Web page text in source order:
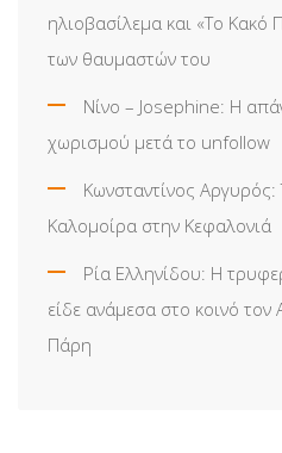
ηλιοβασίλεμα και «Το Κακό
των θαυμαστών του
Νίνο – Josephine: Η
χωρισμού μετά το unfollow
Κωνσταντίνος
Καλομοίρα στην Κεφαλονιά
Ρία Ελληνίδου: H
είδε ανάμεσα στο κοινό
Πάρη